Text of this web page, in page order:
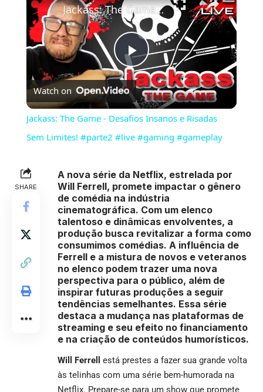
Play
Video
Jackass: The Game - Desafios Insanos e Risadas Sem Limites! #parte2 #live #gaming #gameplay
Watch on
Jackass: The Game - Desafios Insanos e Risadas
Sem Limites! #parte2 #live #gaming #gameplay
SHARE
A nova série da Netflix, estrelada por
Will Ferrell, promete impactar o gênero
de comédia na indústria
cinematográfica. Com um elenco
talentoso e dinâmicas envolventes, a
produção busca revitalizar a forma como
consumimos comédias. A influência de
Ferrell e a mistura de novos e veteranos
no elenco podem trazer uma nova
perspectiva para o público, além de
inspirar futuras produções a seguir
tendências semelhantes. Essa série
destaca a mudança nas plataformas de
streaming e seu efeito no financiamento
e na criação de conteúdos humorísticos.
Will Ferrell
está prestes a fazer sua grande volta
às telinhas com uma série bem-humorada na
Netflix. Prepare-se para um show que promete